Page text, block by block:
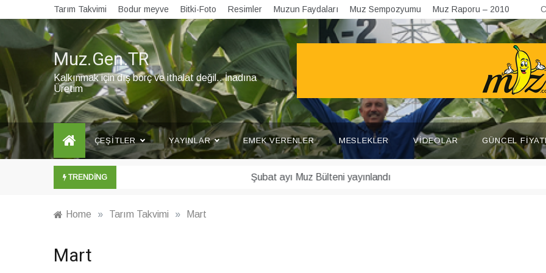
to
Tarım Takvimi Bodur meyve Bitki-Foto Resimler Muzun Faydaları Muz Sempozyumu Muz Raporu – 2010
Muz.Gen.TR
Kalkınmak için dış borç ve ithalat değil.. İnadına
Üretim
ÇEŞITLER YAYINLAR EMEK VERENLER MESLEKLER VIDEOLAR GÜNCEL
TRENDING Şubat ayı Muz Bülteni yayınlandı
Home » Tarım Takvimi » Mart
Mart